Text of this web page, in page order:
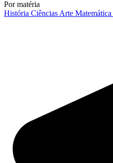
Por matéria
História Ciências Arte Matemática